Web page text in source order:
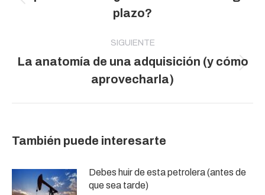
anterior:
plazo?
SIGUIENTE
Publicación
siguiente:
La anatomía de una adquisición (y cómo
aprovecharla)
También puede interesarte
Debes huir de esta petrolera (antes de
que sea tarde)